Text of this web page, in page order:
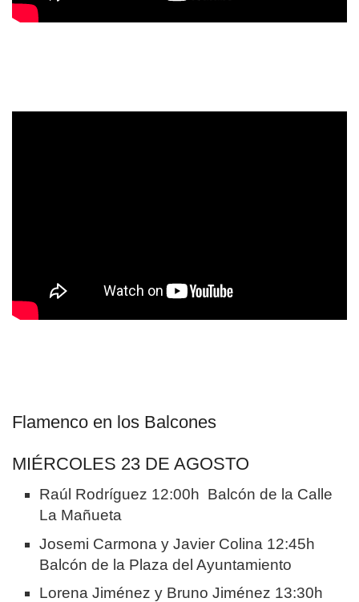
Flamenco en los Balcones
MIÉRCOLES 23 DE AGOSTO
Raúl Rodríguez 12:00h Balcón de la Calle
La Mañueta
Josemi Carmona y Javier Colina 12:45h
Balcón de la Plaza del Ayuntamiento
Lorena Jiménez y Bruno Jiménez 13:30h